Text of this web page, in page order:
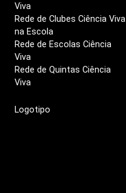
Viva
Rede de Clubes Ciência Viva
na Escola
Rede de Escolas Ciência
Viva
Rede de Quintas Ciência
Viva
Logotipo